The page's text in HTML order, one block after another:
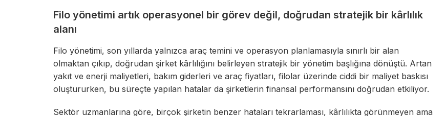
Filo yönetimi artık operasyonel bir görev değil, doğrudan stratejik bir kârlılık
alanı
Filo yönetimi, son yıllarda yalnızca araç temini ve operasyon planlamasıyla sınırlı bir alan
olmaktan çıkıp, doğrudan şirket kârlılığını belirleyen stratejik bir yönetim başlığına dönüştü. Artan
yakıt ve enerji maliyetleri, bakım giderleri ve araç fiyatları, filolar üzerinde ciddi bir maliyet baskısı
oluştururken, bu süreçte yapılan hatalar da şirketlerin finansal performansını doğrudan etkiliyor.
Sektör uzmanlarına göre, birçok şirketin benzer hataları tekrarlaması, kârlılıkta görünmeyen ama